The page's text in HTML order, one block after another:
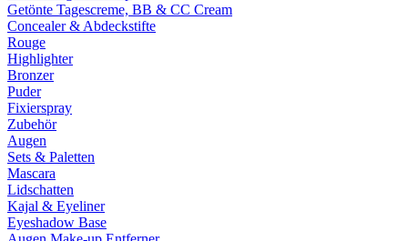
Getönte Tagescreme, BB & CC Cream
Concealer & Abdeckstifte
Rouge
Highlighter
Bronzer
Puder
Fixierspray
Zubehör
Augen
Sets & Paletten
Mascara
Lidschatten
Kajal & Eyeliner
Eyeshadow Base